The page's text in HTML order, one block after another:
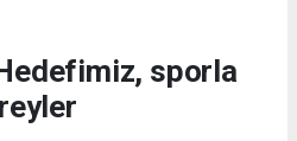
sporla